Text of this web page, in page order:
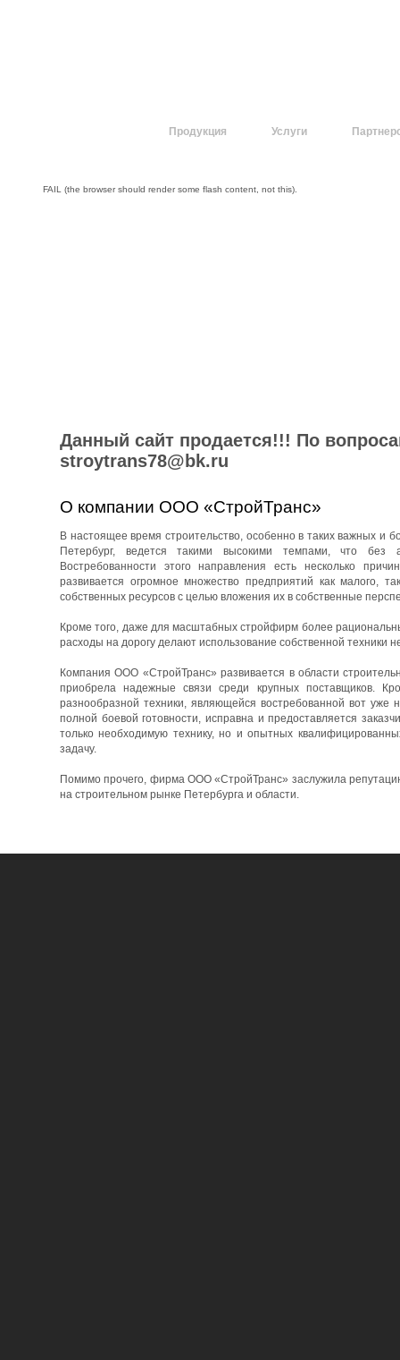
Продукция Услуги
FAIL (the browser should render some flash content, not this).
Данный сайт продается!!! По
stroytrans78@bk.ru
О компании ООО «СтройТранс»
В настоящее время строительство, особенно в таких важных и
Петербург, ведется такими высокими темпами, что без
Востребованности этого направления есть несколько
развивается огромное множество предприятий как малого,
собственных ресурсов с целью вложения их в собственные
Кроме того, даже для масштабных стройфирм более
расходы на дорогу делают использование собственной техники
Компания ООО «СтройТранс» развивается в области
приобрела надежные связи среди крупных поставщиков.
разнообразной техники, являющейся востребованной вот уже
полной боевой готовности, исправна и предоставляется
только необходимую технику, но и опытных
задачу.
Помимо прочего, фирма ООО «СтройТранс» заслужила
на строительном рынке Петербурга и области.